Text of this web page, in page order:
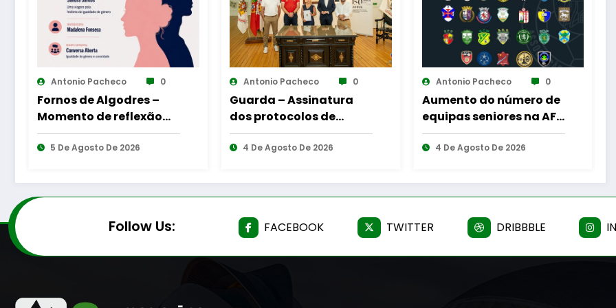
Antonio Pacheco 0
Guarda – Assinatura
dos protocolos de
cooperação entre
Bombeiros Egitanienses
4 De Agosto De 2026
Antonio Pacheco 0
Aumento do número de
equipas seniores na AF
Guarda
4 De Agosto De 2026
Antonio Pacheco 0
Reinauguração da
Cabine de Leitura em
Gouveia
6 De Agosto De 2026
Follow Us: FACEBOOK TWITTER DRIBBBLE